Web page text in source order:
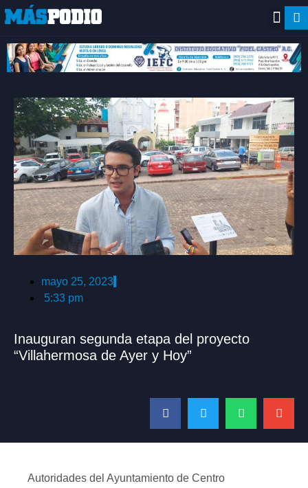
mayo 25, 2023
5:33 pm
Inauguran segunda etapa del proyecto
“Villahermosa de Ayer y Hoy”
Autoridades del Ayuntamiento de Centro